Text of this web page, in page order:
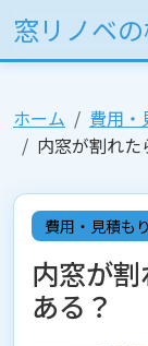
窓リノベ
ホーム
費用・
内窓が割れた
費用・見積も
内窓が
ある？